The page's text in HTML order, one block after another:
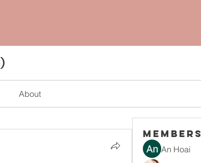
About
Members
An Hoai